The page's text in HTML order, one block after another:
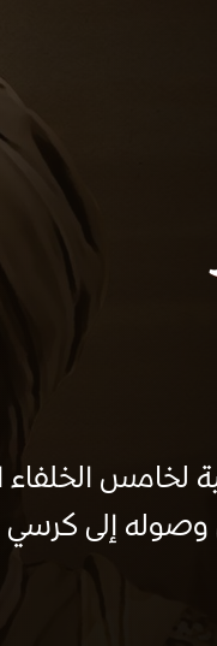
لخامس الخلفاء
إلى كرسي